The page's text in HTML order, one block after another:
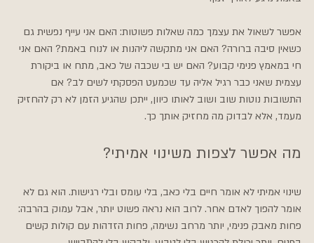
אפשר לשאול את עצמך כמה שאלות פשוטות: האם אני עייף נפשית גם
כשאין סיבה ברורה? האם אני מתקשה ליהנות או לנוח באמת? האם אני
חי במאמץ פנימי קבוע? האם יש בי שכבה של כאב, מתח או ביקורת
עצמית שאני כבר רגיל אליה עד שכמעט הפסקתי לשים לב? אם
התשובות נוטות שוב ושוב לאותו כיוון, ייתכן שהגיע הזמן לא רק להחזיק
מעמד, אלא לבדוק מה מחזיק אותך כך.
מה אפשר לצפות משינוי אמיתי?
שינוי אמיתי לא אומר חיים בלי כאב, בלי עומס ובלי רגישות. הוא גם לא
אומר להפוך לאדם אחר. לרוב הוא נראה פשוט יותר, אבל עמוק בהרבה:
פחות מאבק פנימי, יותר מרחב נשימה, פחות הזדהות עם קולות קשים